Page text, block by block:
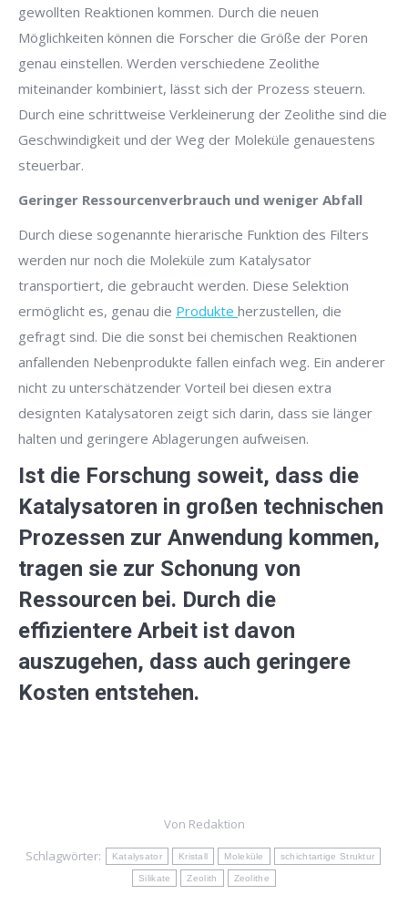
gewollten Reaktionen kommen. Durch die neuen
Möglichkeiten können die Forscher die Größe der Poren
genau einstellen. Werden verschiedene Zeolithe
miteinander kombiniert, lässt sich der Prozess steuern.
Durch eine schrittweise Verkleinerung der Zeolithe sind die
Geschwindigkeit und der Weg der Moleküle genauestens
steuerbar.
Geringer Ressourcenverbrauch und weniger Abfall
Durch diese sogenannte hierarische Funktion des Filters
werden nur noch die Moleküle zum Katalysator
transportiert, die gebraucht werden. Diese Selektion
ermöglicht es, genau die Produkte herzustellen, die
gefragt sind. Die die sonst bei chemischen Reaktionen
anfallenden Nebenprodukte fallen einfach weg. Ein anderer
nicht zu unterschätzender Vorteil bei diesen extra
designten Katalysatoren zeigt sich darin, dass sie länger
halten und geringere Ablagerungen aufweisen.
Ist die Forschung soweit, dass die
Katalysatoren in großen technischen
Prozessen zur Anwendung kommen,
tragen sie zur Schonung von
Ressourcen bei. Durch die
effizientere Arbeit ist davon
auszugehen, dass auch geringere
Kosten entstehen.
Von Redaktion
Schlagwörter:
Katalysator Kristall Moleküle schichtartige Struktur
Silikate Zeolith Zeolithe